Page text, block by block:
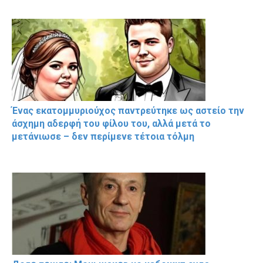
Ένας εκατομμυριούχος παντρεύτηκε ως αστείο την
άσχημη αδερφή του φίλου του, αλλά μετά το
μετάνιωσε – δεν περίμενε τέτοια τόλμη